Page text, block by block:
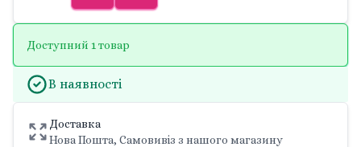
Доступний 1 товар
В наявності
Доставка
Нова Пошта, Самовивіз з нашого магазину